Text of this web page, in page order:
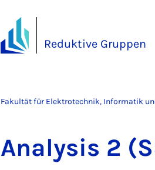
Reduktive Gruppen
Fakultät für Elektrotechnik, Informatik
Ana­ly­sis 2